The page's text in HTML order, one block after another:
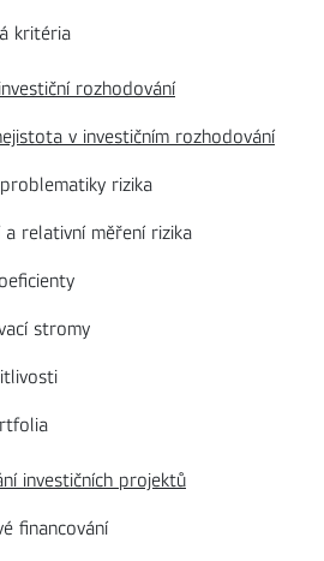
kritéria
rozhodování
v investičním rozhodování
rizika
relativní měření rizika
stromy
investičních projektů
financování